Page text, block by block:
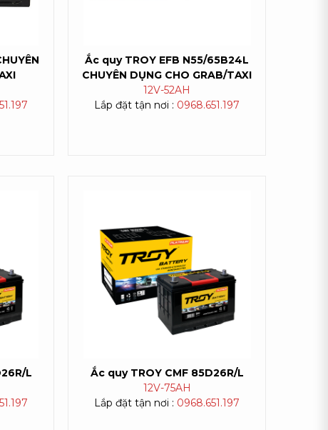
Ắc quy TROY EFB N55/65B24L
CHUYÊN DỤNG CHO GRAB/TAXI
12V-52AH
Lắp đặt tận nơi : 0968.651.197
L
Ắc quy TROY CMF 85D26R/L
12V-75AH
Lắp đặt tận nơi : 0968.651.197